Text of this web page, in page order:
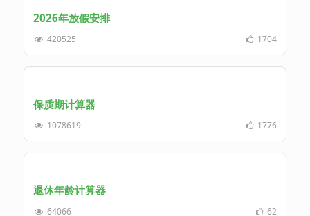
2026年放假安排
420525 1704
保质期计算器
1078619 1776
退休年龄计算器
64066 62